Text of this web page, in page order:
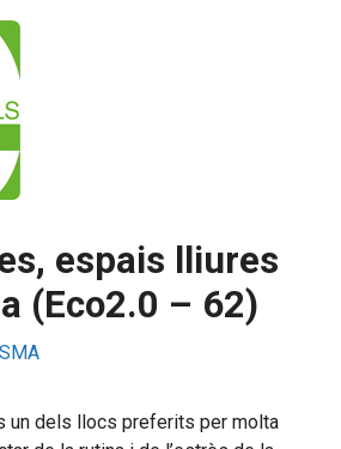
espais lliures
(Eco2.0 – 62)
un dels llocs preferits per molta